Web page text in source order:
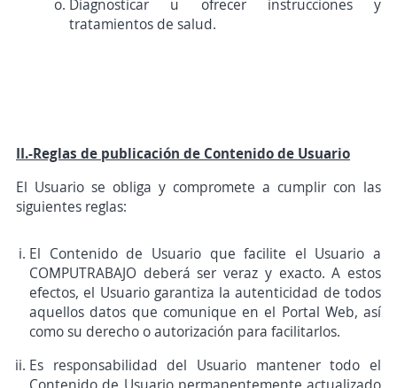
Diagnosticar u ofrecer instrucciones y
tratamientos de salud.
II.-Reglas de publicación de Contenido de Usuario
El Usuario se obliga y compromete a cumplir con las
siguientes reglas:
El Contenido de Usuario que facilite el Usuario a
COMPUTRABAJO deberá ser veraz y exacto. A estos
efectos, el Usuario garantiza la autenticidad de todos
aquellos datos que comunique en el Portal Web, así
como su derecho o autorización para facilitarlos.
Es responsabilidad del Usuario mantener todo el